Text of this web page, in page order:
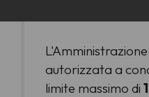
autorizzata a
limite massimo di